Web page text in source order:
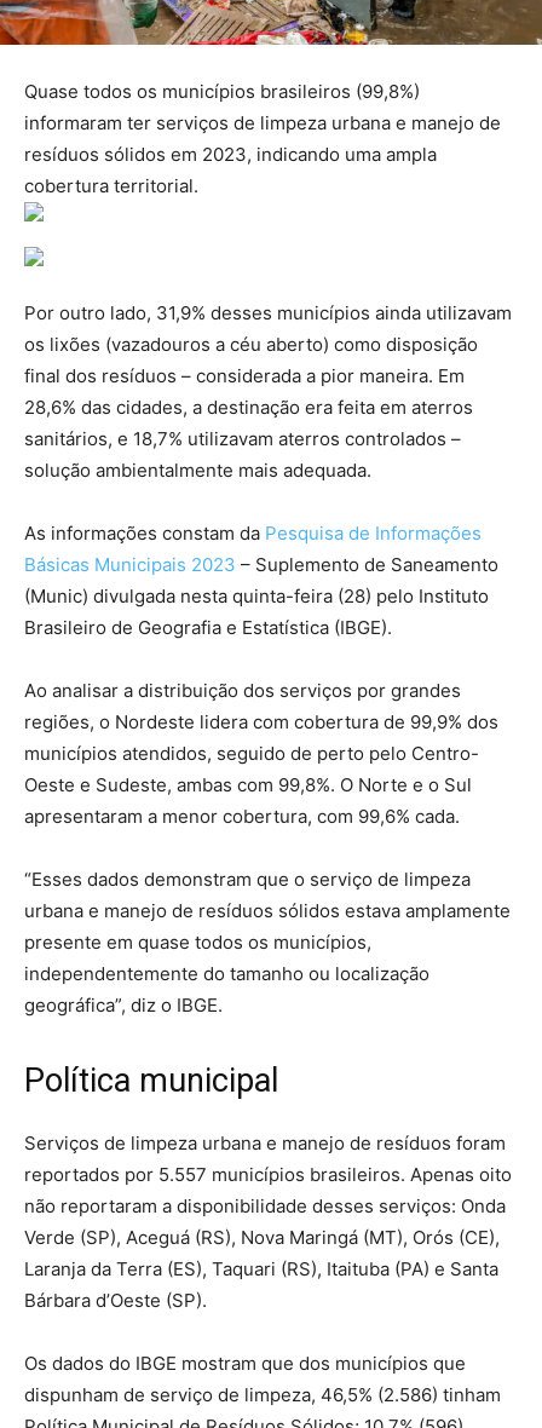
Quase todos os municípios brasileiros (99,8%)
informaram ter serviços de limpeza urbana e manejo de
resíduos sólidos em 2023, indicando uma ampla
cobertura territorial.
Por outro lado, 31,9% desses municípios ainda utilizavam
os lixões (vazadouros a céu aberto) como disposição
final dos resíduos – considerada a pior maneira. Em
28,6% das cidades, a destinação era feita em aterros
sanitários, e 18,7% utilizavam aterros controlados –
solução ambientalmente mais adequada.
As informações constam da Pesquisa de Informações
Básicas Municipais 2023 – Suplemento de Saneamento
(Munic) divulgada nesta quinta-feira (28) pelo Instituto
Brasileiro de Geografia e Estatística (IBGE).
Ao analisar a distribuição dos serviços por grandes
regiões, o Nordeste lidera com cobertura de 99,9% dos
municípios atendidos, seguido de perto pelo Centro-
Oeste e Sudeste, ambas com 99,8%. O Norte e o Sul
apresentaram a menor cobertura, com 99,6% cada.
“Esses dados demonstram que o serviço de limpeza
urbana e manejo de resíduos sólidos estava amplamente
presente em quase todos os municípios,
independentemente do tamanho ou localização
geográfica”, diz o IBGE.
Política municipal
Serviços de limpeza urbana e manejo de resíduos foram
reportados por 5.557 municípios brasileiros. Apenas oito
não reportaram a disponibilidade desses serviços: Onda
Verde (SP), Aceguá (RS), Nova Maringá (MT), Orós (CE),
Laranja da Terra (ES), Taquari (RS), Itaituba (PA) e Santa
Bárbara d’Oeste (SP).
Os dados do IBGE mostram que dos municípios que
dispunham de serviço de limpeza, 46,5% (2.586) tinham